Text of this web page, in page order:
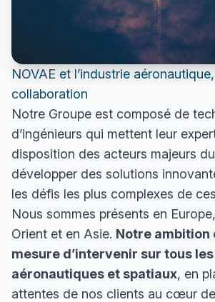
NOVAE et l’industrie
collaboration
Notre Groupe est composé de
d’ingénieurs qui mettent leur
disposition des acteurs majeurs
développer des solutions
les défis les plus complexes de
Nous sommes présents en
Orient et en Asie. Notre ambition
mesure d’intervenir sur tous
aéronautiques et spatiaux, en
attentes de nos clients au cœur